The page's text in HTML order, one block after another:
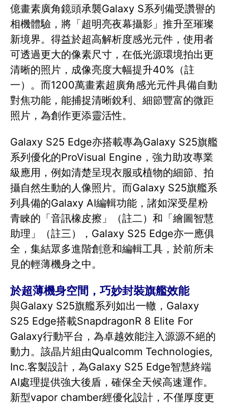
億畫素廣角鏡頭承襲Galaxy S系列備受讚譽的
相機體驗，將「超明亮夜幕攝影」推升至璀璨
新境界。得益於超高解析度感光元件，使用者
可透過更大的像素尺寸，在低光源環境拍出更
清晰的照片，成像亮度大幅提升40%（註
一）。而1200萬畫素超廣角感光元件具備自動
對焦功能，能捕捉清晰銳利、細節豐富的微距
照片，為創作更添靈活性。
Galaxy S25 Edge亦搭載專為Galaxy S25旗艦
系列優化的ProVisual Engine，強力助攻專業
級應用，例如清楚呈現衣服或植物的細節、拍
攝自然生動的人像照片。而Galaxy S25旗艦系
列具備的Galaxy AI編輯功能，諸如深受星粉
青睞的「音訊橡皮擦」（註二）和「繪圖智慧
助理」（註三），Galaxy S25 Edge亦一應俱
全，集結眾多進階創意和編輯工具，於前所未
見的輕薄機身之中。
於超薄機身空間，巧妙封裝旗艦效能
與Galaxy S25旗艦系列如出一轍，Galaxy
S25 Edge搭載SnapdragonR 8 Elite For
Galaxy行動平台，為卓越效能注入源源不絕的
動力。該晶片組由Qualcomm Technologies,
Inc.客製設計，為Galaxy S25 Edge智慧終端
AI處理提供強大後盾，確保全天候高速運作。
新型vapor chamber經優化設計，不僅厚度更